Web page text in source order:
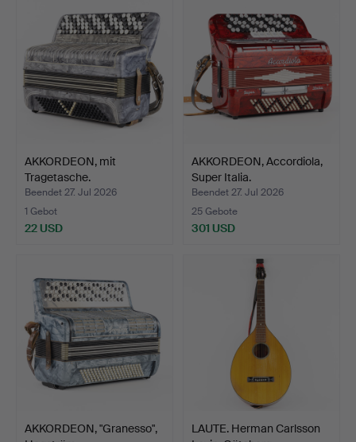
AKKORDEON, mit
Tragetasche.
Beendet 27. Jul 2026
1 Gebot
22 USD
AKKORDEON, Accordiola,
Super Italia.
Beendet 27. Jul 2026
25 Gebote
301 USD
AKKORDEON, "Granesso",
LAUTE. Herman Carlsson